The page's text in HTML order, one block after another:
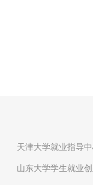
天津大学就业指导
山东大学学生就业